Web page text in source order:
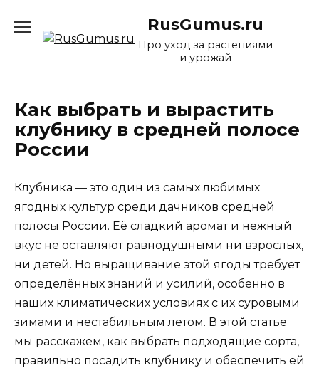
содержанию
RusGumus.ru
Про уход за растениями
и урожай
Как выбрать и вырастить
клубнику в средней полосе
России
Клубника — это один из самых любимых
ягодных культур среди дачников средней
полосы России. Её сладкий аромат и нежный
вкус не оставляют равнодушными ни взрослых,
ни детей. Но выращивание этой ягоды требует
определённых знаний и усилий, особенно в
наших климатических условиях с их суровыми
зимами и нестабильным летом. В этой статье
мы расскажем, как выбрать подходящие сорта,
правильно посадить клубнику и обеспечить ей